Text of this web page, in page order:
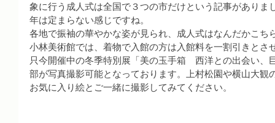
象に行う成人式は全国で３つの市だけという記事がありま
年は定まらない感じですね。
各地で振袖の華やかな姿が見られ、成人式はなんだかこち
小林美術館では、着物で入館の方は入館料を一割引きとさ
只今開催中の冬季特別展「美の玉手箱　西洋との出会い、
部が写真撮影可能となっております。上村松園や横山大
お気に入り絵とご一緒に撮影してみてください。